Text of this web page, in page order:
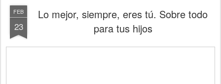
FEB
23
Lo mejor, siempre, eres tú. Sobre todo
para tus hijos